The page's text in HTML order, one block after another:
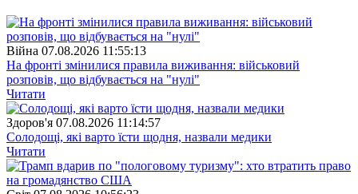
Війна 07.08.2026 11:55:13
На фронті змінилися правила виживання: військовий
розповів, що відбувається на "нулі"
Читати
Здоров'я 07.08.2026 11:14:57
Солодощі, які варто їсти щодня, назвали медики
Читати